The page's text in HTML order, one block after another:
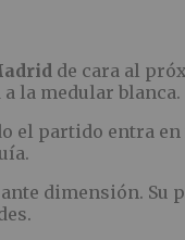
de cara al
la medular blanca.
el partido entra
dimensión.